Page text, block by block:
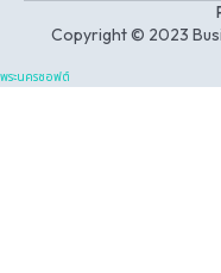
Copyright © 2023
พระนครซอฟต์